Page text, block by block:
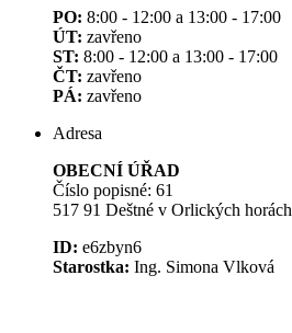
PO: 8:00 - 12:00 a 13:00 - 17:00
ÚT: zavřeno
ST: 8:00 - 12:00 a 13:00 - 17:00
ČT: zavřeno
PÁ: zavřeno
Adresa
OBECNÍ ÚŘAD
Číslo popisné: 61
517 91 Deštné v Orlických horách
ID: e6zbyn6
Starostka: Ing. Simona Vlková